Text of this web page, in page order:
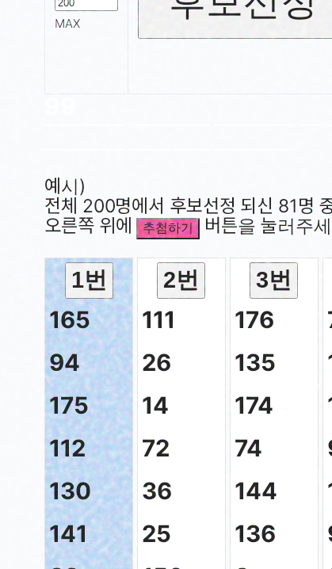
MAX
예시)
전체 200명에서 후보선정 되신 81명
오른쪽 위에 추첨하기 버튼을 눌러주
1번
165
94
175
112
130
141
2번
111
26
14
72
36
25
3번
176
135
174
74
144
136